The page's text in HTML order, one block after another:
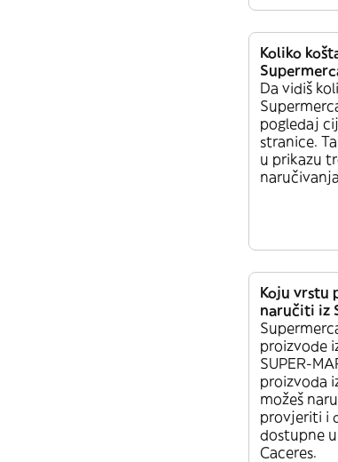
Koliko
Da vidiš
pogledaj
stranice.
u prikazu
Koju vrstu
naručiti iz
proizvode
SUPER-
proizvoda
možeš
provjeriti i
dostupne u
Caceres.